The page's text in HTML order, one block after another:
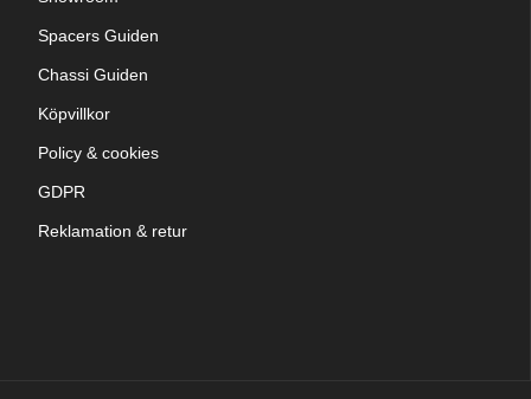
Spacers Guiden
Chassi Guiden
Köpvillkor
Policy & cookies
GDPR
Reklamation & retur